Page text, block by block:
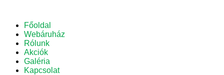
Főoldal
Webáruház
Rólunk
Akciók
Galéria
Kapcsolat